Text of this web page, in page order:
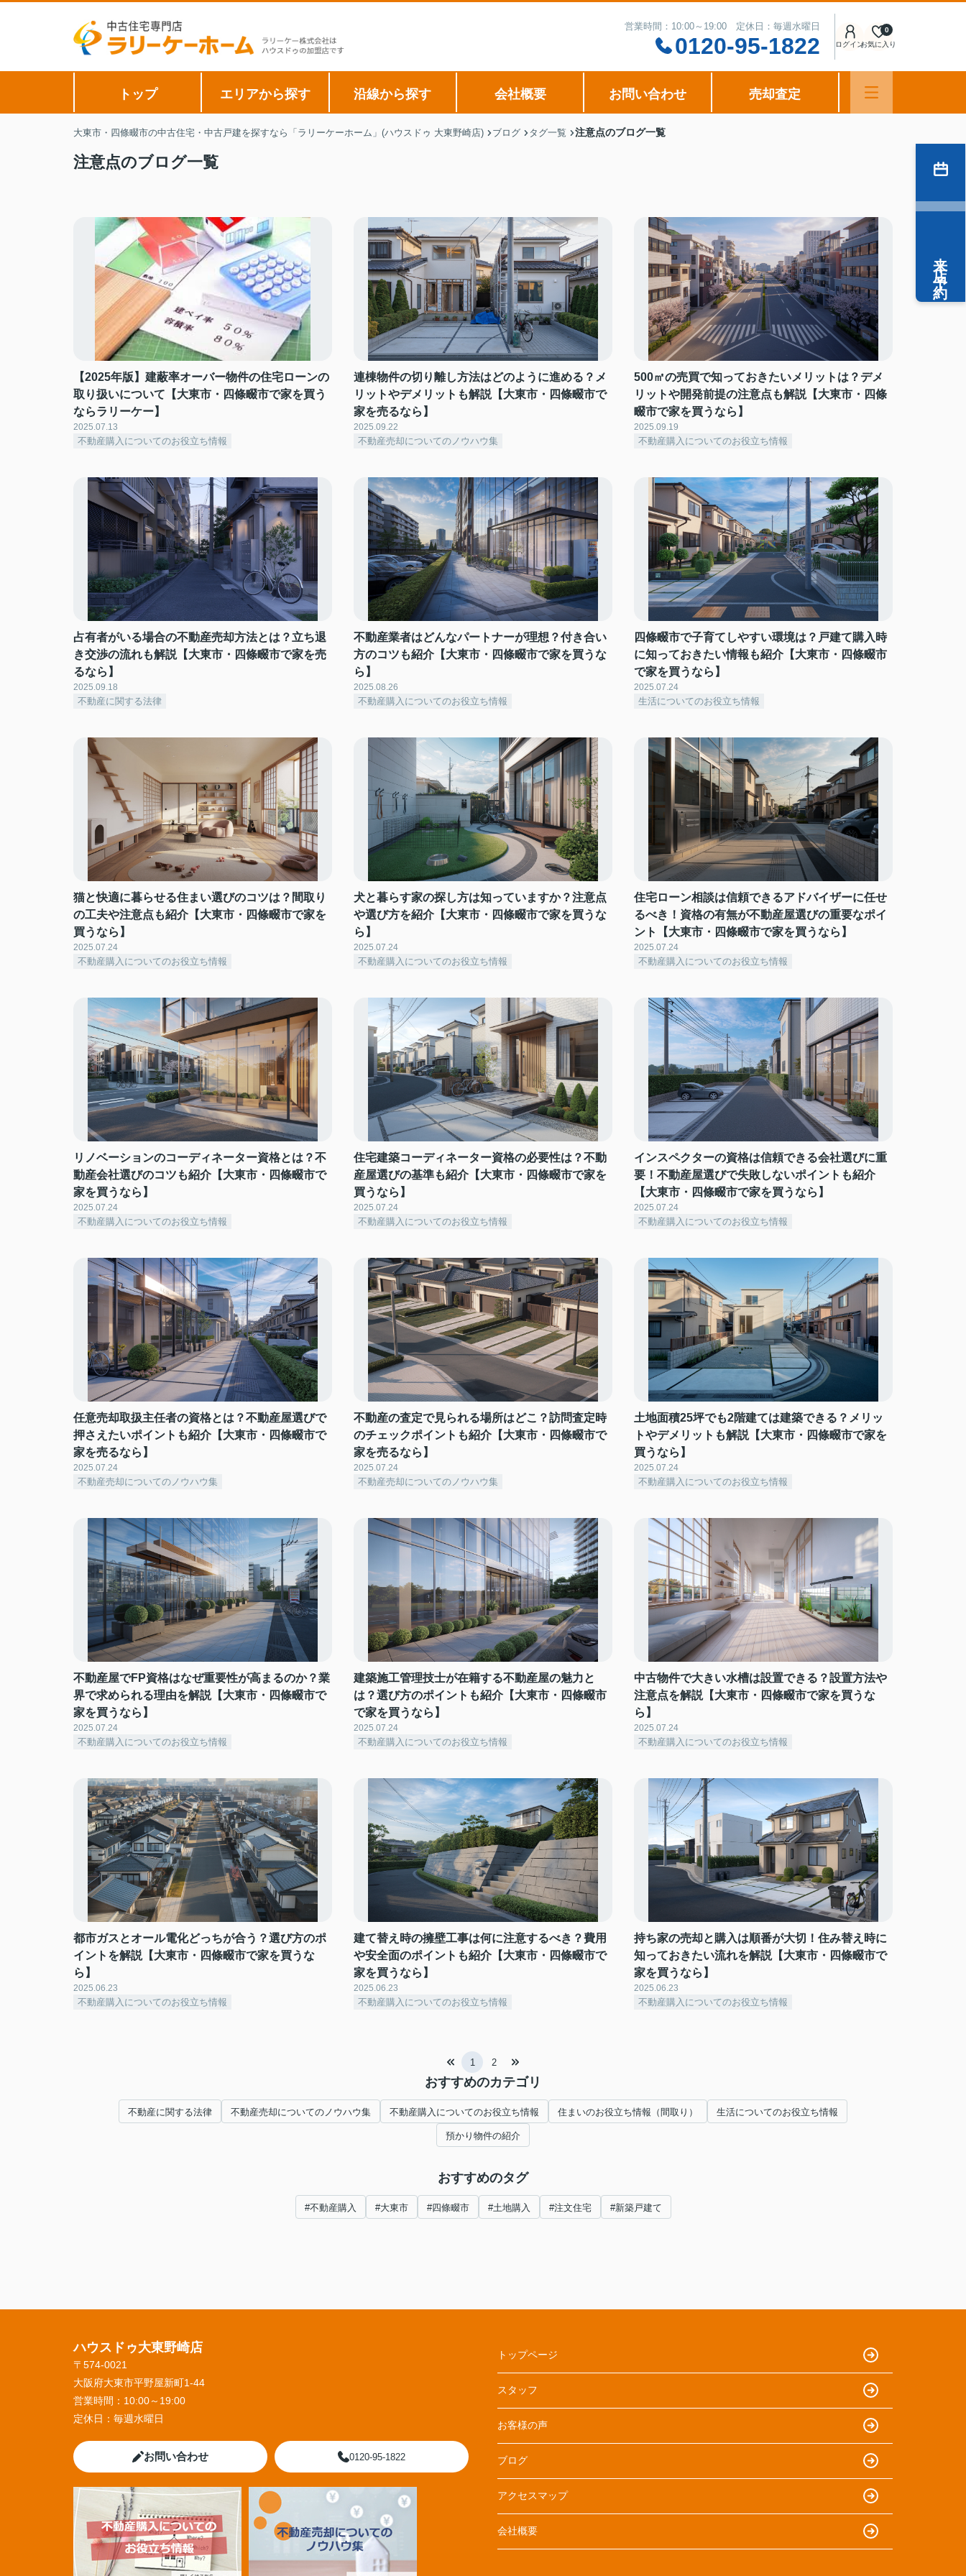
営業時間：10:00～19:00 定休日：毎週水曜日
0120-95-1822 ログインお気に入り
0
トップ エリアから探す 沿線から探す 会社概要 お問い合わせ 売却査定
大東市・四條畷市の中古住宅・中古戸建を探すなら「ラリーケーホーム」(ハウスドゥ 大東野崎店) ブログ タグ一覧 注意点のブログ一覧
注意点のブログ一覧
【2025年版】建蔽率オーバー物件の住宅ローンの
取り扱いについて【大東市・四條畷市で家を買う
ならラリーケー】
2025.07.13
不動産購入についてのお役立ち情報
連棟物件の切り離し方法はどのように進める？メ
リットやデメリットも解説【大東市・四條畷市で
家を売るなら】
2025.09.22
不動産売却についてのノウハウ集
500㎡の売買で知っておきたいメリットは？デメ
リットや開発前提の注意点も解説【大東市・四條
畷市で家を買うなら】
2025.09.19
不動産購入についてのお役立ち情報
占有者がいる場合の不動産売却方法とは？立ち退
き交渉の流れも解説【大東市・四條畷市で家を売
るなら】
2025.09.18
不動産に関する法律
不動産業者はどんなパートナーが理想？付き合い
方のコツも紹介【大東市・四條畷市で家を買うな
ら】
2025.08.26
不動産購入についてのお役立ち情報
四條畷市で子育てしやすい環境は？戸建て購入時
に知っておきたい情報も紹介【大東市・四條畷市
で家を買うなら】
2025.07.24
生活についてのお役立ち情報
猫と快適に暮らせる住まい選びのコツは？間取り
の工夫や注意点も紹介【大東市・四條畷市で家を
買うなら】
2025.07.24
不動産購入についてのお役立ち情報
犬と暮らす家の探し方は知っていますか？注意点
や選び方を紹介【大東市・四條畷市で家を買うな
ら】
2025.07.24
不動産購入についてのお役立ち情報
住宅ローン相談は信頼できるアドバイザーに任せ
るべき！資格の有無が不動産屋選びの重要なポイ
ント【大東市・四條畷市で家を買うなら】
2025.07.24
不動産購入についてのお役立ち情報
リノベーションのコーディネーター資格とは？不
動産会社選びのコツも紹介【大東市・四條畷市で
家を買うなら】
2025.07.24
不動産購入についてのお役立ち情報
住宅建築コーディネーター資格の必要性は？不動
産屋選びの基準も紹介【大東市・四條畷市で家を
買うなら】
2025.07.24
不動産購入についてのお役立ち情報
インスペクターの資格は信頼できる会社選びに重
要！不動産屋選びで失敗しないポイントも紹介
【大東市・四條畷市で家を買うなら】
2025.07.24
不動産購入についてのお役立ち情報
任意売却取扱主任者の資格とは？不動産屋選びで
押さえたいポイントも紹介【大東市・四條畷市で
家を売るなら】
2025.07.24
不動産売却についてのノウハウ集
不動産の査定で見られる場所はどこ？訪問査定時
のチェックポイントも紹介【大東市・四條畷市で
家を売るなら】
2025.07.24
不動産売却についてのノウハウ集
土地面積25坪でも2階建ては建築できる？メリッ
トやデメリットも解説【大東市・四條畷市で家を
買うなら】
2025.07.24
不動産購入についてのお役立ち情報
不動産屋でFP資格はなぜ重要性が高まるのか？業
界で求められる理由を解説【大東市・四條畷市で
家を買うなら】
2025.07.24
不動産購入についてのお役立ち情報
建築施工管理技士が在籍する不動産屋の魅力と
は？選び方のポイントも紹介【大東市・四條畷市
で家を買うなら】
2025.07.24
不動産購入についてのお役立ち情報
中古物件で大きい水槽は設置できる？設置方法や
注意点を解説【大東市・四條畷市で家を買うな
ら】
2025.07.24
不動産購入についてのお役立ち情報
都市ガスとオール電化どっちが合う？選び方のポ
イントを解説【大東市・四條畷市で家を買うな
ら】
2025.06.23
不動産購入についてのお役立ち情報
建て替え時の擁壁工事は何に注意するべき？費用
や安全面のポイントも紹介【大東市・四條畷市で
家を買うなら】
2025.06.23
不動産購入についてのお役立ち情報
持ち家の売却と購入は順番が大切！住み替え時に
知っておきたい流れを解説【大東市・四條畷市で
家を買うなら】
2025.06.23
不動産購入についてのお役立ち情報
1 2
おすすめのカテゴリ
不動産に関する法律 不動産売却についてのノウハウ集 不動産購入についてのお役立ち情報 住まいのお役立ち情報（間取り） 生活についてのお役立ち情報
預かり物件の紹介
おすすめのタグ
#不動産購入 #大東市 #四條畷市 #土地購入 #注文住宅 #新築戸建て
来店予約
ハウスドゥ大東野崎店
〒574-0021
大阪府大東市平野屋新町1-44
営業時間： 10:00～19:00
定休日： 毎週水曜日
お問い合わせ 0120-95-1822
トップページ
スタッフ
お客様の声
ブログ
アクセスマップ
会社概要